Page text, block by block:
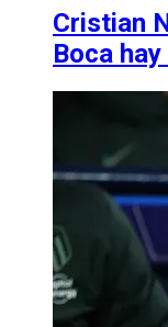
Cristian
Boca